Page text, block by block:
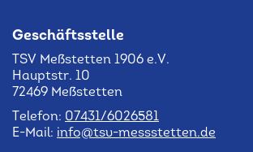
Geschäftsstelle
TSV Meßstetten 1906 e.V.
Hauptstr. 10
72469 Meßstetten
Telefon: 07431/6026581
E-Mail: info@tsv-messstetten.de